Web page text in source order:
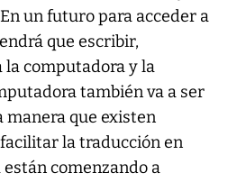
un futuro para acceder a
que escribir,
la computadora y la
también va a ser
manera que existen
la traducción en
comenzando a